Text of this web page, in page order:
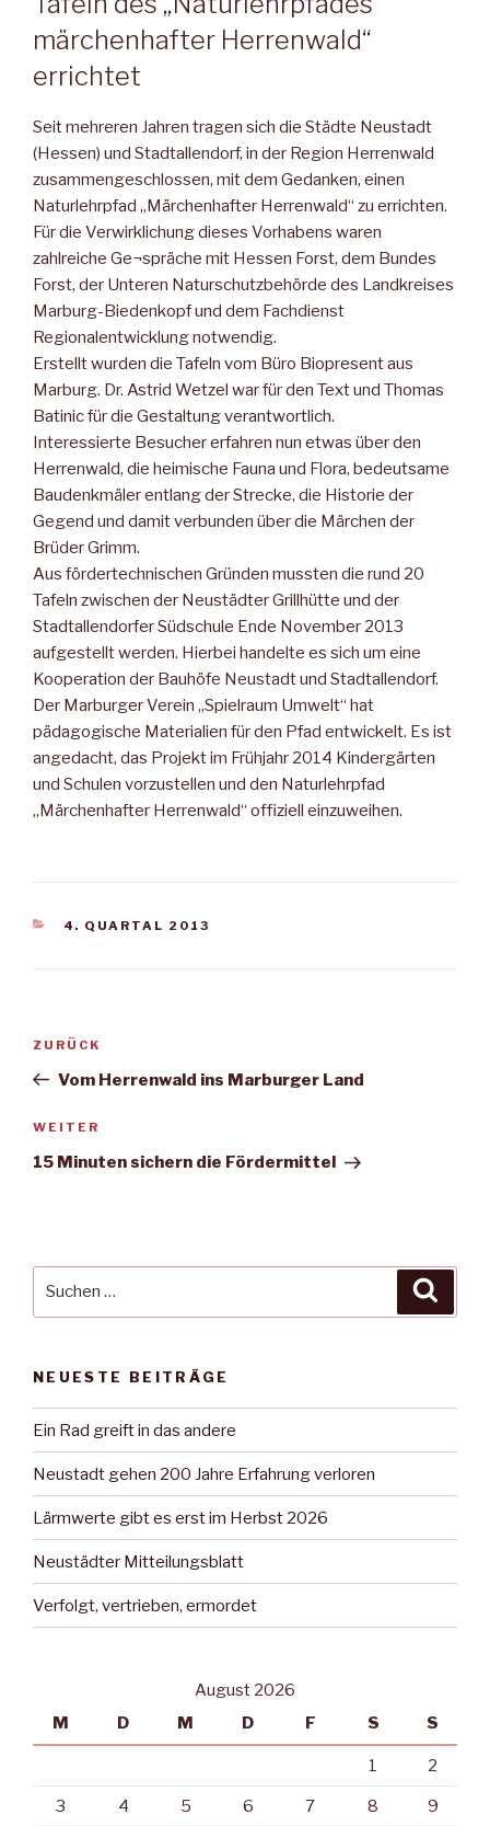
märchenhafter Herrenwald“
errichtet
Seit mehreren Jahren tragen sich die Städte Neustadt
(Hessen) und Stadtallendorf, in der Region Herrenwald
zusammengeschlossen, mit dem Gedanken, einen
Naturlehrpfad „Märchenhafter Herrenwald“ zu errichten.
Für die Verwirklichung dieses Vorhabens waren
zahlreiche Ge¬spräche mit Hessen Forst, dem Bundes
Forst, der Unteren Naturschutzbehörde des Landkreises
Marburg-Biedenkopf und dem Fachdienst
Regionalentwicklung notwendig.
Erstellt wurden die Tafeln vom Büro Biopresent aus
Marburg. Dr. Astrid Wetzel war für den Text und Thomas
Batinic für die Gestaltung verantwortlich.
Interessierte Besucher erfahren nun etwas über den
Herrenwald, die heimische Fauna und Flora, bedeutsame
Baudenkmäler entlang der Strecke, die Historie der
Gegend und damit verbunden über die Märchen der
Brüder Grimm.
Aus fördertechnischen Gründen mussten die rund 20
Tafeln zwischen der Neustädter Grillhütte und der
Stadtallendorfer Südschule Ende November 2013
aufgestellt werden. Hierbei handelte es sich um eine
Kooperation der Bauhöfe Neustadt und Stadtallendorf.
Der Marburger Verein „Spielraum Umwelt“ hat
pädagogische Materialien für den Pfad entwickelt. Es ist
angedacht, das Projekt im Frühjahr 2014 Kindergärten
und Schulen vorzustellen und den Naturlehrpfad
„Märchenhafter Herrenwald“ offiziell einzuweihen.
KATEGORIEN
4. QUARTAL 2013
Beitragsnavigation
Vorheriger
Beitrag
ZURÜCK
Vom Herrenwald ins Marburger Land
Nächster
Beitrag
WEITER
15 Minuten sichern die Fördermittel
NEUESTE BEITRÄGE
Ein Rad greift in das andere
Neustadt gehen 200 Jahre Erfahrung verloren
Lärmwerte gibt es erst im Herbst 2026
Neustädter Mitteilungsblatt
Verfolgt, vertrieben, ermordet
August 2026
M
D M D F S S
1 2
3 4 5 6 7 8 9